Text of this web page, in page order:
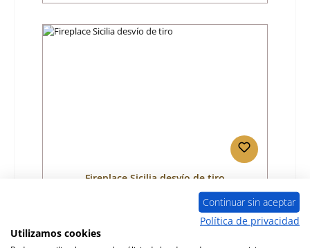
Fireplace Sicilia desvío de tiro
01046205
Continuar sin aceptar
Política de privacidad
Utilizamos cookies